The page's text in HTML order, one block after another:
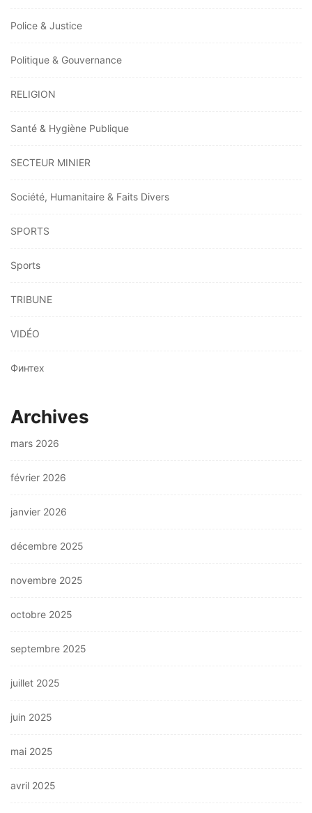
Police & Justice
Politique & Gouvernance
RELIGION
Santé & Hygiène Publique
SECTEUR MINIER
Société, Humanitaire & Faits Divers
SPORTS
Sports
TRIBUNE
VIDÉO
Финтех
Archives
mars 2026
février 2026
janvier 2026
décembre 2025
novembre 2025
octobre 2025
septembre 2025
juillet 2025
juin 2025
mai 2025
avril 2025